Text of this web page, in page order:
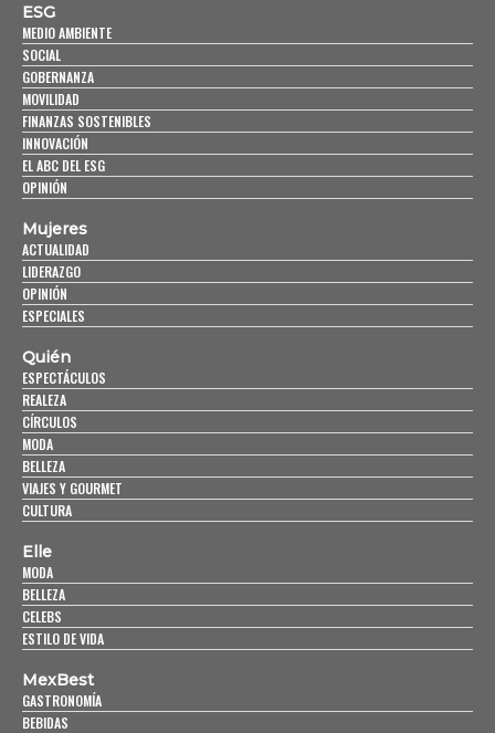
ESG
MEDIO AMBIENTE
SOCIAL
GOBERNANZA
MOVILIDAD
FINANZAS SOSTENIBLES
INNOVACIÓN
EL ABC DEL ESG
OPINIÓN
Mujeres
ACTUALIDAD
LIDERAZGO
OPINIÓN
ESPECIALES
Quién
ESPECTÁCULOS
REALEZA
CÍRCULOS
MODA
BELLEZA
VIAJES Y GOURMET
CULTURA
Elle
MODA
BELLEZA
CELEBS
ESTILO DE VIDA
MexBest
GASTRONOMÍA
BEBIDAS